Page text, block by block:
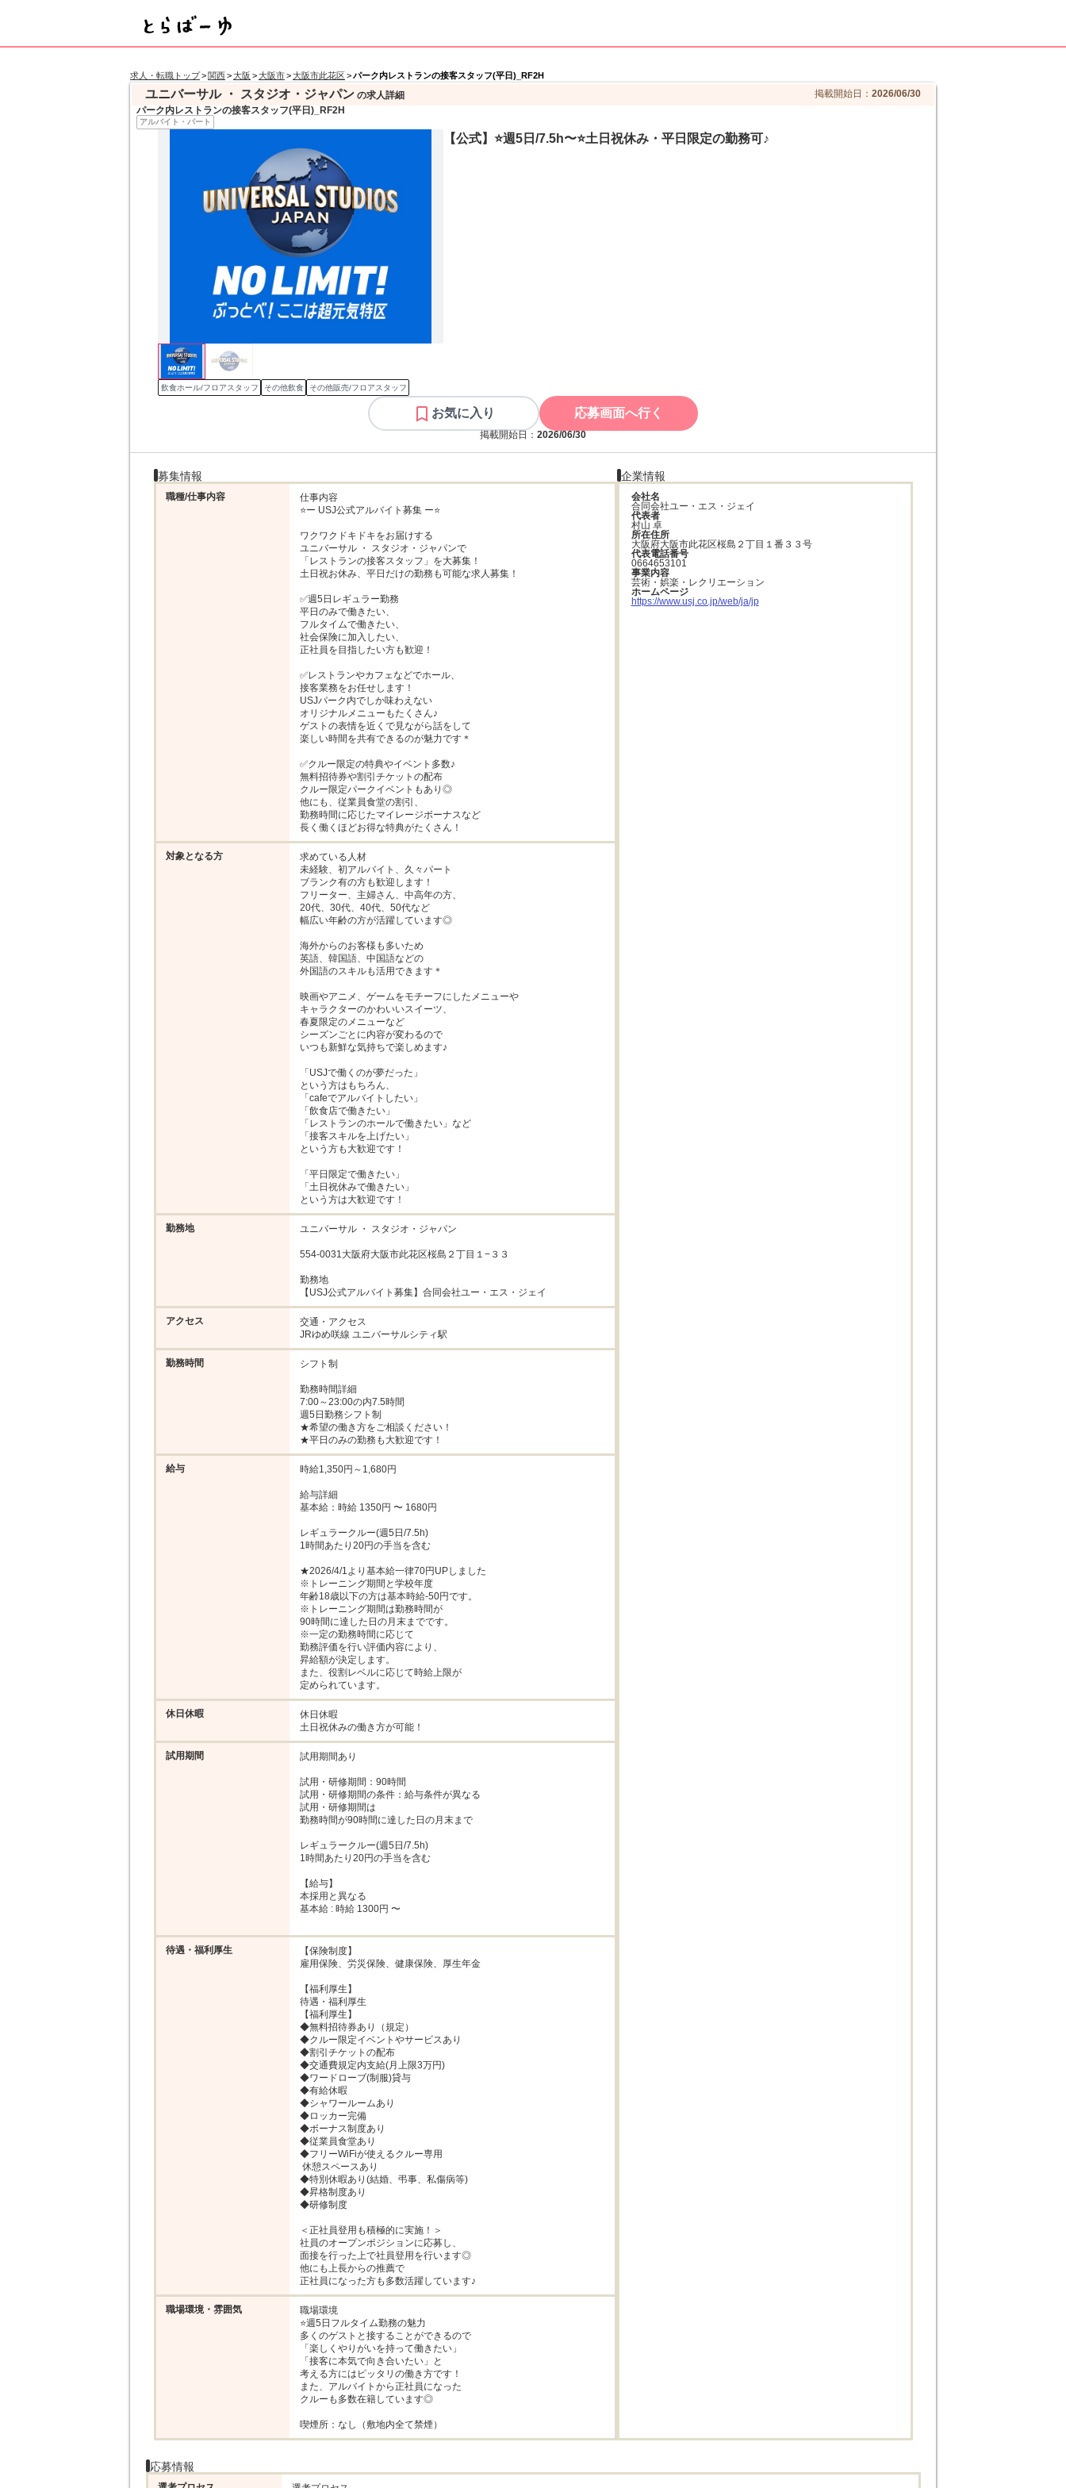
求人・転職トップ>関西>大阪 >大阪市>大阪市此花区>パーク内レストランの接客スタッフ(平日)_RF2H
ユニバーサル ・ スタジオ・ジャパン の求人詳細 掲載開始日： 2026/06/30
パーク内レストランの接客スタッフ(平日)_RF2H
アルバイト・パート
【公式】⭐週5日/7.5h〜⭐土日祝休み・平日限定の勤務可♪
飲食ホール/フロアスタッフ その他飲食 その他販売/フロアスタッフ
お気に入り 応募画面へ行く
掲載開始日： 2026/06/30
募集情報
職種/仕事内容
仕事内容
⭐ー USJ公式アルバイト募集 ー⭐
ワクワクドキドキをお届けする
ユニバーサル ・ スタジオ・ジャパンで
「レストランの接客スタッフ」を大募集！
土日祝お休み、平日だけの勤務も可能な求人募集！
✅週5日レギュラー勤務
平日のみで働きたい、
フルタイムで働きたい、
社会保険に加入したい、
正社員を目指したい方も歓迎！
✅レストランやカフェなどでホール、
接客業務をお任せします！
USJパーク内でしか味わえない
オリジナルメニューもたくさん♪
ゲストの表情を近くで見ながら話をして
楽しい時間を共有できるのが魅力です＊
✅クルー限定の特典やイベント多数♪
無料招待券や割引チケットの配布
クルー限定パークイベントもあり◎
他にも、従業員食堂の割引、
勤務時間に応じたマイレージボーナスなど
長く働くほどお得な特典がたくさん！
対象となる方
求めている人材
未経験、初アルバイト、久々パート
ブランク有の方も歓迎します！
フリーター、主婦さん、中高年の方、
20代、30代、40代、50代など
幅広い年齢の方が活躍しています◎
海外からのお客様も多いため
英語、韓国語、中国語などの
外国語のスキルも活用できます＊
映画やアニメ、ゲームをモチーフにしたメニューや
キャラクターのかわいいスイーツ、
春夏限定のメニューなど
シーズンごとに内容が変わるので
いつも新鮮な気持ちで楽しめます♪
「USJで働くのが夢だった」
という方はもちろん、
「cafeでアルバイトしたい」
「飲食店で働きたい」
「レストランのホールで働きたい」など
「接客スキルを上げたい」
という方も大歓迎です！
「平日限定で働きたい」
「土日祝休みで働きたい」
という方は大歓迎です！
勤務地 ユニバーサル ・ スタジオ・ジャパン
554-0031大阪府大阪市此花区桜島２丁目１−３３
勤務地
【USJ公式アルバイト募集】合同会社ユー・エス・ジェイ
アクセス
交通・アクセス
JRゆめ咲線 ユニバーサルシティ駅
勤務時間 シフト制
勤務時間詳細
7:00～23:00の内7.5時間
週5日勤務シフト制
★希望の働き方をご相談ください！
★平日のみの勤務も大歓迎です！
給与 時給1,350円～1,680円
給与詳細
基本給：時給 1350円 〜 1680円
レギュラークルー(週5日/7.5h)
1時間あたり20円の手当を含む
★2026/4/1より基本給一律70円UPしました
※トレーニング期間と学校年度
年齢18歳以下の方は基本時給-50円です。
※トレーニング期間は勤務時間が
90時間に達した日の月末までです。
※一定の勤務時間に応じて
勤務評価を行い評価内容により、
昇給額が決定します。
また、役割レベルに応じて時給上限が
定められています。
休日休暇
休日休暇
土日祝休みの働き方が可能！
試用期間 試用期間あり
試用・研修期間：90時間
試用・研修期間の条件：給与条件が異なる
試用・研修期間は
勤務時間が90時間に達した日の月末まで
レギュラークルー(週5日/7.5h)
1時間あたり20円の手当を含む
【給与】
本採用と異なる
基本給 : 時給 1300円 〜
待遇・福利厚生
【保険制度】
雇用保険、労災保険、健康保険、厚生年金
【福利厚生】
待遇・福利厚生
【福利厚生】
◆無料招待券あり（規定）
◆クルー限定イベントやサービスあり
◆割引チケットの配布
◆交通費規定内支給(月上限3万円)
◆ワードローブ(制服)貸与
◆有給休暇
◆シャワールームあり
◆ロッカー完備
◆ボーナス制度あり
◆従業員食堂あり
◆フリーWiFiが使えるクルー専用
◆特別休暇あり(結婚、弔事、私傷病等)
◆昇格制度あり
◆研修制度
＜正社員登用も積極的に実施！＞
社員のオープンポジションに応募し、
面接を行った上で社員登用を行います◎
他にも上長からの推薦で
正社員になった方も多数活躍しています♪
職場環境・雰囲気
職場環境
⭐週5日フルタイム勤務の魅力
多くのゲストと接することができるので
「楽しくやりがいを持って働きたい」
「接客に本気で向き合いたい」と
考える方にはピッタリの働き方です！
また、アルバイトから正社員になった
クルーも多数在籍しています◎
喫煙所：なし（敷地内全て禁煙）
企業情報
会社名
合同会社ユー・エス・ジェイ
代表者
村山 卓
所在住所
大阪府大阪市此花区桜島２丁目１番３３号
代表電話番号
0664653101
事業内容
芸術・娯楽・レクリエーション
ホームページ
https://www.usj.co.jp/web/ja/jp
応募情報